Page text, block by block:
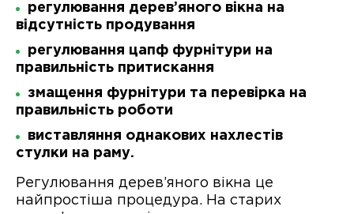
регулювання дерев’яного вікна на
відсутність продування
регулювання цапф фурнітури на
правильність притискання
змащення фурнітури та перевірка на
правильність роботи
виставляння однакових нахлестів
стулки на раму.
Регулювання дерев’яного вікна це
найпростіша процедура. На старих